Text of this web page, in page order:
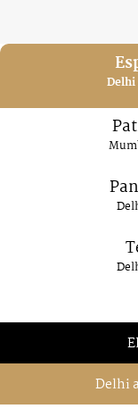
Delhi
Delhi